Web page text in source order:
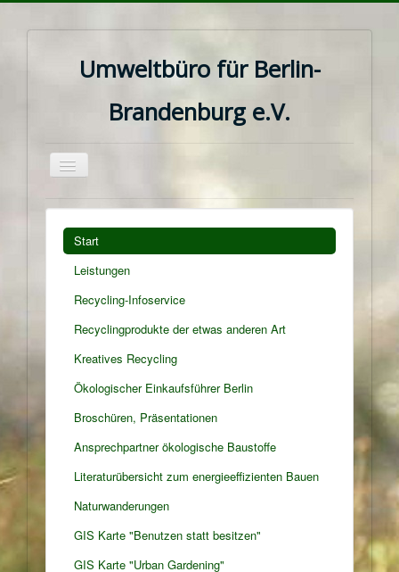
Umweltbüro für Berlin-
Brandenburg e.V.
Navigation
Start
Leistungen
Recycling-Infoservice
Recyclingprodukte der etwas anderen Art
Kreatives Recycling
Ökologischer Einkaufsführer Berlin
Broschüren, Präsentationen
Ansprechpartner ökologische Baustoffe
Literaturübersicht zum energieeffizienten Bauen
Naturwanderungen
GIS Karte "Benutzen statt besitzen"
GIS Karte "Urban Gardening"